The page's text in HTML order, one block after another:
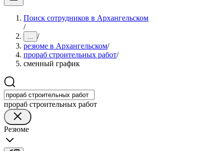
Поиск сотрудников в Архангельском
/
... /
резюме в Архангельском/
прораб строительных работ/
сменный график
прораб строительных работ
Резюме